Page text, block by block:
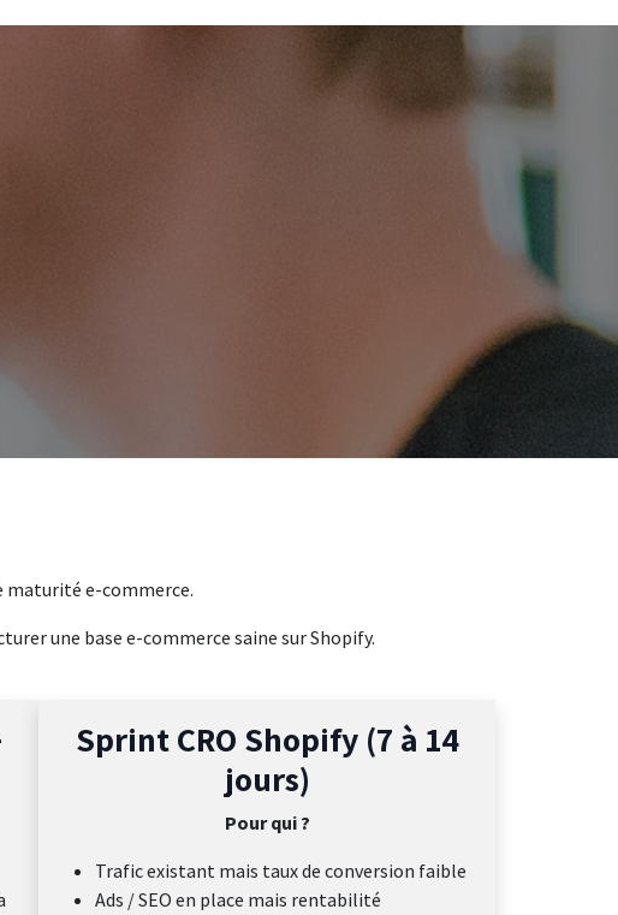
maturité e-commerce.
une base e-commerce saine sur Shopify.
Sprint CRO Shopify (7 à 14
jours)
Pour qui ?
Trafic existant mais taux de conversion faible
Ads / SEO en place mais rentabilité